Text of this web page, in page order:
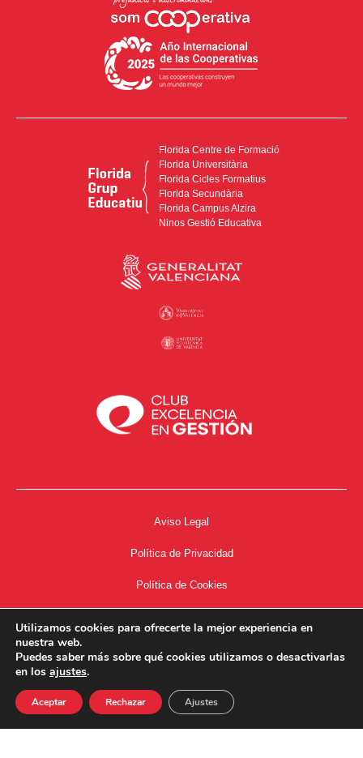
Florida Centre de Formació
Florida Universitària
Florida Cicles Formatius
Florida Secundària
Florida Campus Alzira
Ninos Gestió Educativa
Aviso Legal
Política de Privacidad
Política de Cookies
34667504662
Utilizamos cookies para ofrecerte la mejor experiencia en
nuestra web.
Puedes saber más sobre qué cookies utilizamos o desactivarlas
en los ajustes.
Aceptar Rechazar Ajustes